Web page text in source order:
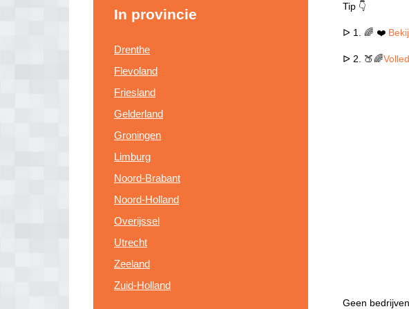
In provincie
Drenthe
Flevoland
Friesland
Gelderland
Groningen
Limburg
Noord-Brabant
Noord-Holland
Overijssel
Utrecht
Zeeland
Zuid-Holland
Tip 👇
ᐅ 1. 🌈 ❤️
ᐅ 2. 🍑🌈
Geen